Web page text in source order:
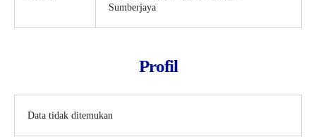
Sumberjaya
Profil
Data tidak ditemukan